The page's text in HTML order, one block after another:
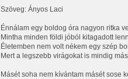
Szöveg: Ányos Laci
Énnálam egy boldog óra nagyon ritka
Mintha minden földi jóból kitagadott
Életemben nem volt nékem egy szép
Mert a legszebb virágokat is mindig
Másét soha nem kívántam másét sose